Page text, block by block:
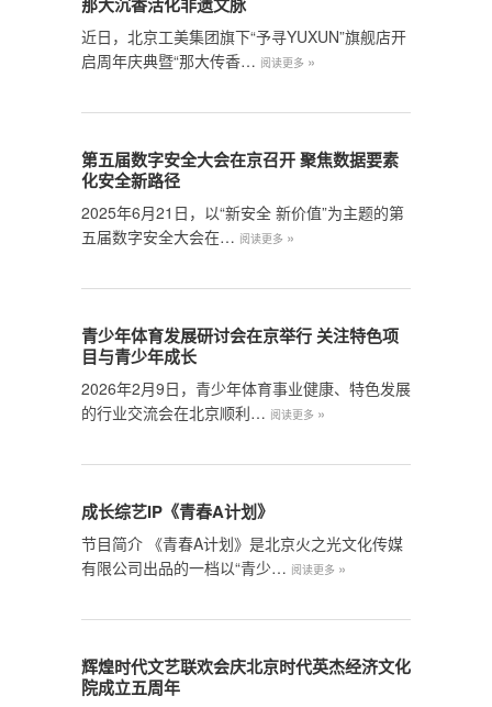
近日，北京工美集团旗下“予寻YUXUN”旗舰店开
启周年庆典暨“那大传香… 阅读更多 »
第五届数字安全大会在京召开 聚焦数据要素
化安全新路径
2025年6月21日，以“新安全 新价值”为主题的第
五届数字安全大会在… 阅读更多 »
青少年体育发展研讨会在京举行 关注特色项
目与青少年成长
2026年2月9日，青少年体育事业健康、特色发展
的行业交流会在北京顺利… 阅读更多 »
成长综艺IP《青春A计划》
节目简介 《青春A计划》是北京火之光文化传媒
有限公司出品的一档以“青少… 阅读更多 »
辉煌时代文艺联欢会庆北京时代英杰经济文化
院成立五周年